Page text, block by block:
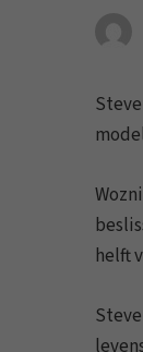
helft